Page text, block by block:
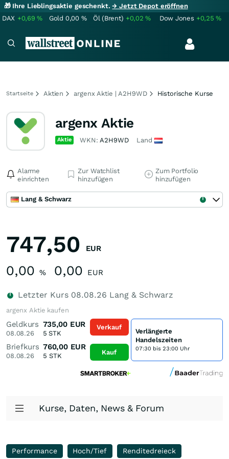
🎁 Ihre Lieblingsaktie geschenkt.→ Jetzt Depot eröffnen
DAX +0,69% Gold 0,00 % Öl (Brent) +0,02% Dow Jones +0,25%
Startseite Aktien argenx Aktie | A2H9WD Historische Kurse
argenx Aktie
Aktie WKN:A2H9WD Land
Alarme
einrichten
Zur Watchlist
hinzufügen
Zum Portfolio
hinzufügen
Lang & Schwarz
747,50 EUR
0,00 % 0,00 EUR
Letzter Kurs 08.08.26 Lang & Schwarz
argenx Aktie kaufen
Geldkurs
08.08.26
735,00 EUR
5 STK
Briefkurs
08.08.26
760,00 EUR
5 STK
Verkauf
Kauf
Verlängerte
Handelszeiten
07:30 bis 23:00 Uhr
Kurse, Daten, News & Forum
Performance Hoch/Tief
Renditedreieck